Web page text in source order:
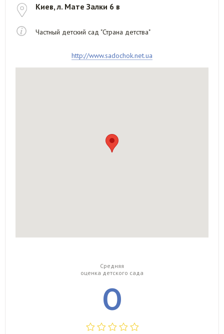
Киев, л. Мате Залки 6 в
Частный детский сад "Страна детства"
http://www.sadochok.net.ua
Средняя
оценка детского сада
0